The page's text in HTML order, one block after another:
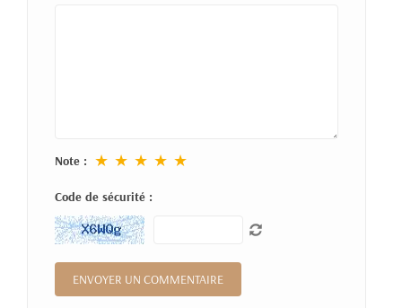
Note : ★ ★ ★ ★ ★
Code de sécurité :